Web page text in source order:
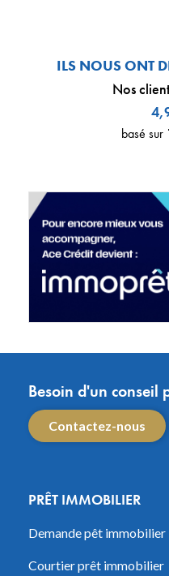
ILS NOUS ONT
Nos
basé sur
Besoin d'un conseil
Contactez-nous
PRÊT IMMOBILIER
Demande pêt immobilier
Courtier prêt immobilier